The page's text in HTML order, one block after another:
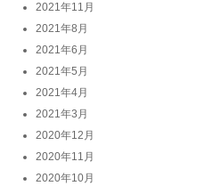
2021年11月
2021年8月
2021年6月
2021年5月
2021年4月
2021年3月
2020年12月
2020年11月
2020年10月